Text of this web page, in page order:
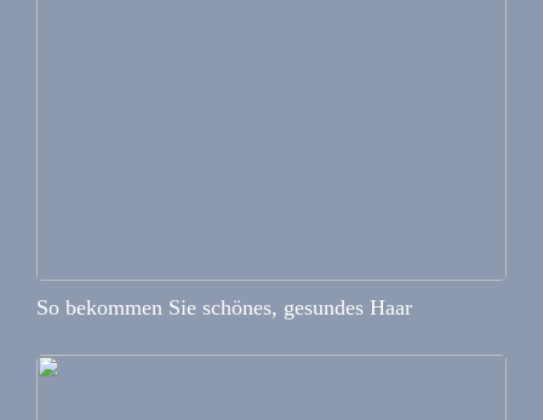
So bekommen Sie schönes, gesundes Haar